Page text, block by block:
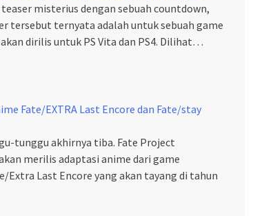
misterius dengan sebuah countdown,
tersebut ternyata adalah untuk sebuah game
dirilis untuk PS Vita dan PS4. Dilihat…
Fate/EXTRA Last Encore dan Fate/stay
tunggu akhirnya tiba. Fate Project
merilis adaptasi anime dari game
Extra Last Encore yang akan tayang di tahun